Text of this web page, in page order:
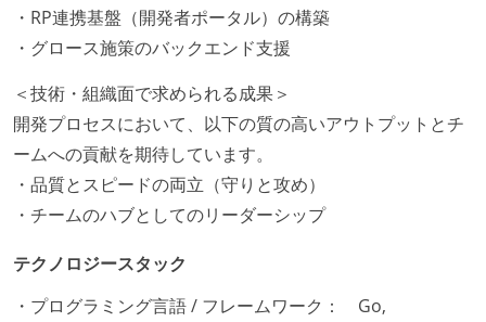
・RP連携基盤（開発者ポータル）の構築
・グロース施策のバックエンド支援
＜技術・組織面で求められる成果＞
開発プロセスにおいて、以下の質の高いアウトプットとチ
ームへの貢献を期待しています。
・品質とスピードの両立（守りと攻め）
・チームのハブとしてのリーダーシップ
テクノロジースタック
・プログラミング言語 / フレームワーク： Go,